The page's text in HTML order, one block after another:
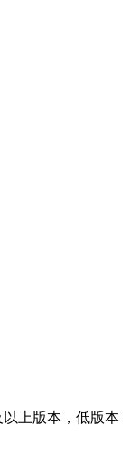
以上版本，低版本